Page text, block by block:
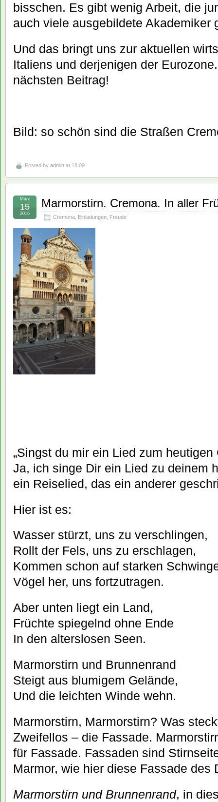
bisschen. Es gibt wenig Arbeit, die
auch viele ausgebildete Akademiker
Und das bringt uns zur aktuellen
Italiens und derjenigen der
nächsten Beitrag!
Bild: so schön sind die Straßen
Posted by admin at 18:09
Marmorstirn. Cremona. In aller
Cremona Einladungen Freude
März
15
2016
„Singst du mir ein Lied zum heutigen
Ja, ich singe Dir ein Lied zu deinem
ein Reiselied, das ein anderer
Hier ist es:
Wasser stürzt, uns zu verschlingen,
Rollt der Fels, uns zu erschlagen,
Kommen schon auf starken
Vögel her, uns fortzutragen.
Aber unten liegt ein Land,
Früchte spiegelnd ohne Ende
In den alterslosen Seen.
Marmorstirn und Brunnenrand
Steigt aus blumigem Gelände,
Und die leichten Winde wehn.
Marmorstirn, Marmorstirn? Was
Zweifellos – die Fassade.
für Fassade. Fassaden sind
Marmor, wie hier diese Fassade des
Marmorstirn und Brunnenrand, in